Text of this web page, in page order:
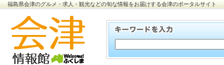
福島県会津のグルメ・求人・観光などの旬な情報をお届けする会津のポータルサイト